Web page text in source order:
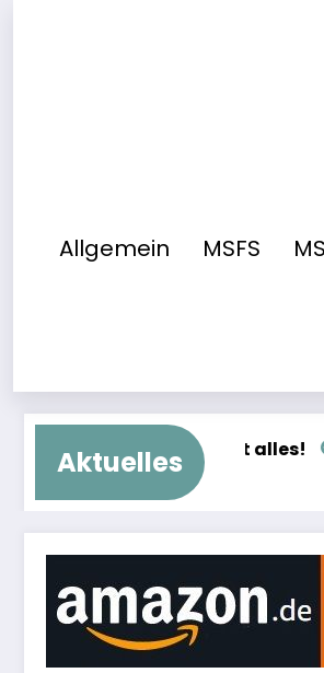
Allgemein MSFS
Aktuelles
Where2Fly: Jetzt mit
31. Juli 2026